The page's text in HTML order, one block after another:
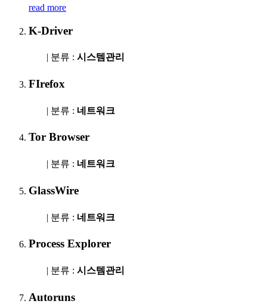
read more
K-Driver
| 분류 : 시스템관리
FIrefox
| 분류 : 네트워크
Tor Browser
| 분류 : 네트워크
GlassWire
| 분류 : 네트워크
Process Explorer
| 분류 : 시스템관리
Autoruns